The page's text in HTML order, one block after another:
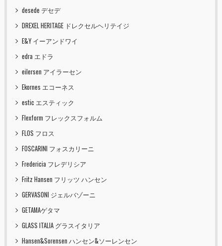
desede デセデ
DREXEL HERITAGE ドレクセルヘリテイジ
E&Y イーアンドワイ
edra エドラ
eilersen アイラーセン
Ekornes エコーネス
estic エスティック
Flexform フレックスフォルム
FLOS フロス
FOSCARINI フォスカリーニ
Fredericia フレデリシア
Fritz Hansen フリッツ ハンセン
GERVASONI ジェルバゾーニ
GETAMAゲタマ
GLASS ITALIA グラスイタリア
Hansen&Sorensen ハンセン&ソーレンセン